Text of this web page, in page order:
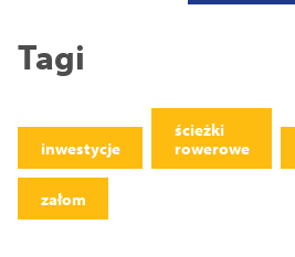
Tagi
inwestycje
ścieżki
rowerowe
załom